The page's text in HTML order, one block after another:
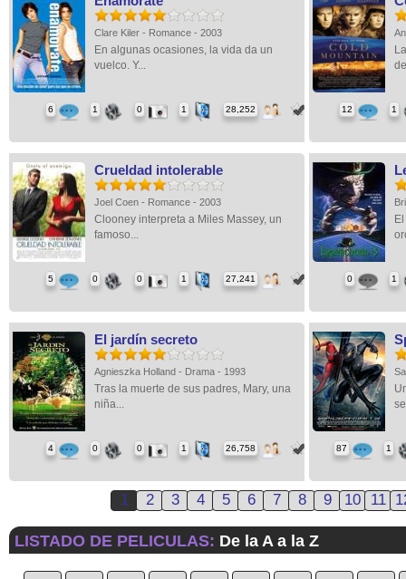
Clare Kiler - Romance - 2003
En algunas ocasiones, la vida da un
vuelco. Y...
6 1 0 1 28,252 12 1
Crueldad intolerable
Joel Coen - Romance - 2003
Clooney interpreta a Miles Massey, un
famoso...
5 0 0 1 27,241 0 1
El jardín secreto
Agnieszka Holland - Drama - 1993
Tras la muerte de sus padres, Mary, una
niña...
4 0 0 1 26,758 87 1
1 2 3 4 5 6 7 8 9 10 11
LISTADO DE PELICULAS: De la A a la Z